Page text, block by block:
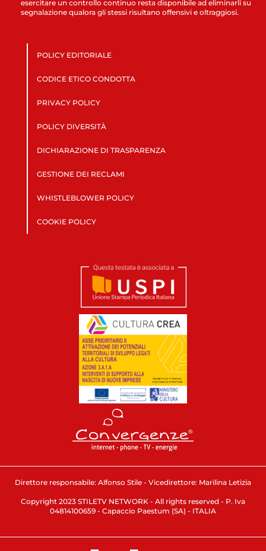
esercitare un controllo continuo resta disponibile ad eliminarli su
segnalazione qualora gli stessi risultano offensivi e oltraggiosi.
POLICY EDITORIALE
CODICE ETICO CONDOTTA
PRIVACY POLICY
POLICY DIVERSITÀ
DICHIARAZIONE DI TRASPARENZA
GESTIONE DEI RECLAMI
WHISTLEBLOWER POLICY
COOKIE POLICY
Direttore responsabile: Alfonso Stile - Vicedirettore: Marilina Letizia
Copyright 2023 STILETV NETWORK - All rights reserved - P. Iva
04814100659 - Capaccio Paestum (SA) - ITALIA